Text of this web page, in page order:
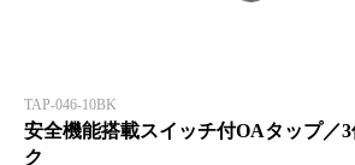
TAP-046-10BK
安全機能搭載スイッチ付OAタップ／
ク